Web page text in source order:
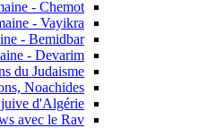
- Chemot
- Vayikra
- Bemidbar
- Devarim
du Judaisme
Noachides
d'Algérie
avec le Rav